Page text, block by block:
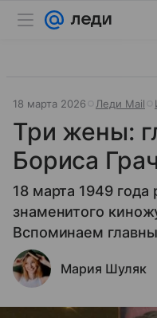
18 марта 2026 Леди Mail
Три жены:
Бориса
18 марта 1949 года
знаменитого
Вспоминаем
Мария Шуляк